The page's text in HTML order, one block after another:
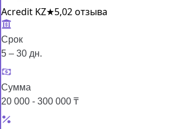
Acredit KZ★5,02 отзыва
Срок
5 – 30 дн.
Сумма
20 000 - 300 000 ₸